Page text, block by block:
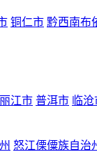
铜仁市 黔西南布
丽江市 普洱市 临
怒江傈僳族自治